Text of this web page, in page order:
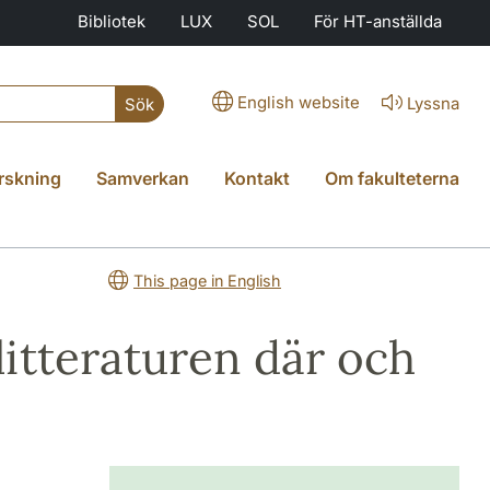
Bibliotek LUX SOL För HT-anställda
Sök English website Lyssna
Samverkan Kontakt Om fakulteterna
This page in English
där och